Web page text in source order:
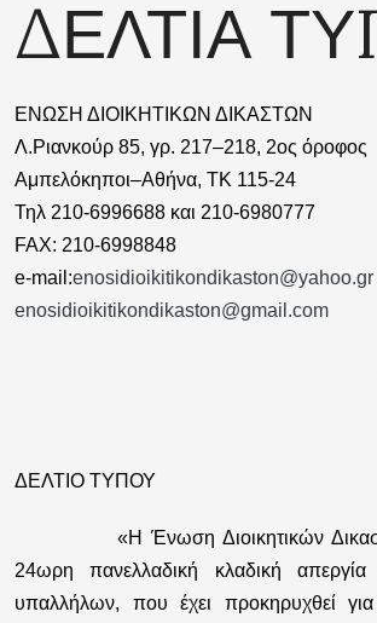
ΔΕΛΤΙΑ
ΕΝΩΣΗ ΔΙΟΙΚΗΤΙΚΩΝ ΔΙΚΑΣΤΩΝ
Λ.Ριανκούρ 85, γρ. 217–218, 2ος όροφος
Αμπελόκηποι–Αθήνα, ΤΚ 115-24
Τηλ 210-6996688 και 210-6980777
FAX: 210-6998848
e-mail:enosidioikitikondikaston@yahoo.gr
enosidioikitikondikaston@gmail.com
ΔΕΛΤΙΟ ΤΥΠΟΥ
«Η Ένωση Διοικητικών
24ωρη πανελλαδική κλαδική απεργία
υπαλλήλων, που έχει προκηρυχθεί